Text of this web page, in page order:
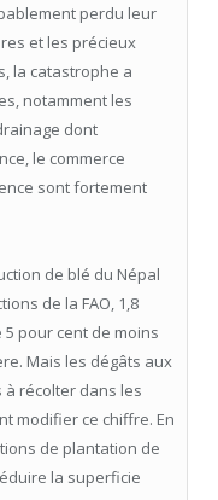
perdu leur
et les précieux
la catastrophe a
notamment les
dont
le commerce
sont fortement
de blé du Népal
de la FAO, 1,8
pour cent de moins
Mais les dégâts aux
récolter dans les
modifier ce chiffre. En
de plantation de
la superficie